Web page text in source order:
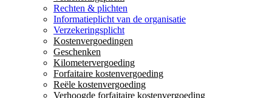
Rechten & plichten
Informatieplicht van de organisatie
Verzekeringsplicht
Kostenvergoedingen
Geschenken
Kilometervergoeding
Forfaitaire kostenvergoeding
Reële kostenvergoeding
Verhoogde forfaitaire kostenvergoeding